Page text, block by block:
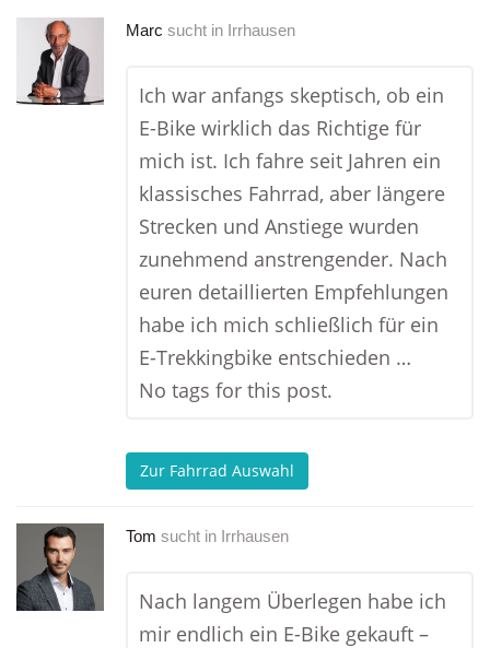
Marc sucht in Irrhausen
Ich war anfangs skeptisch, ob ein
E-Bike wirklich das Richtige für
mich ist. Ich fahre seit Jahren ein
klassisches Fahrrad, aber längere
Strecken und Anstiege wurden
zunehmend anstrengender. Nach
euren detaillierten Empfehlungen
habe ich mich schließlich für ein
E-Trekkingbike entschieden …
No tags for this post.
Zur Fahrrad Auswahl
Tom sucht in Irrhausen
Nach langem Überlegen habe ich
mir endlich ein E-Bike gekauft –